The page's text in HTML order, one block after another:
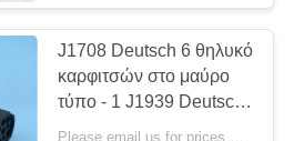
J1708 Deutsch 6 θηλυκό
καρφιτσών στο μαύρο
τύπο - 1 J1939 Deutsch
9 αρσενικό καλώδιο